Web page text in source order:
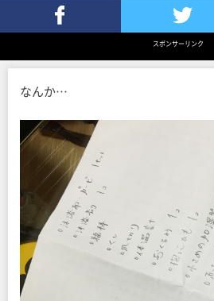
Twitterでツイート
スポンサーリンク
なんか…